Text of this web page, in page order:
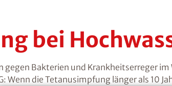
bei
gegen Bakterien und Krankheitserreger
Wenn die Tetanusimpfung länger als